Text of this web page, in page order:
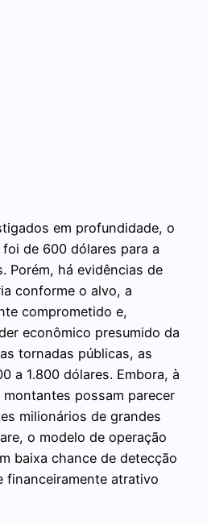
em profundidade, o
de 600 dólares para a
Porém, há evidências de
conforme o alvo, a
comprometido e,
econômico presumido da
tornadas públicas, as
a 1.800 dólares. Embora, à
possam parecer
milionários de grandes
o modelo de operação
baixa chance de detecção
financeiramente atrativo